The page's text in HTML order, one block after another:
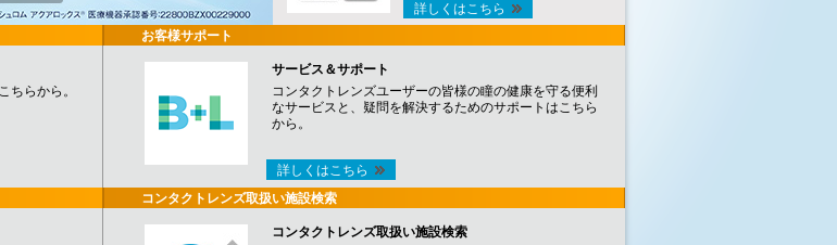
9
詳しくはこちら
ちらから。
お客様サポート
サービス＆サポート
コンタクトレンズユーザーの皆様の瞳の健康を守る便利
なサービスと、疑問を解決するためのサポートはこちら
から。
詳しくはこちら
コンタクトレンズ取扱い施設検索
コンタクトレンズ取扱い施設検索